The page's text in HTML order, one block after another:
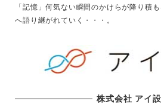
「記憶」何気ない瞬間のかけらが降り積
へ語り継がれていく・・・。
株式会社 アイ